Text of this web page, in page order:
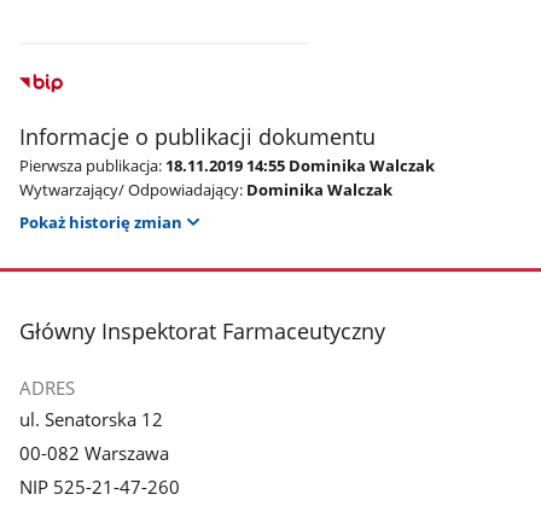
Informacje o publikacji dokumentu
Pierwsza publikacja: 18.11.2019 14:55 Dominika Walczak
Wytwarzający/ Odpowiadający: Dominika Walczak
Pokaż historię zmian
stopka
Główny Inspektorat Farmaceutyczny
ADRES
ul. Senatorska 12
00-082 Warszawa
NIP 525-21-47-260